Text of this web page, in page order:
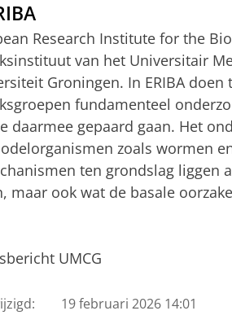
Research Institute for the
van het Universitair
Groningen. In ERIBA
fundamenteel
daarmee gepaard gaan. Het
zoals wormen
ten grondslag liggen
maar ook wat de basale
UMCG
19 februari 2026 14:01